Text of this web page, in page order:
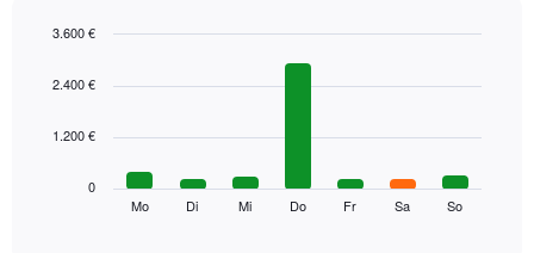
Diagramm
die
Monate
chart
bars.
Mo Di Mi Do Fr Sa So
0
1.200 €
2.400 €
3.600 €